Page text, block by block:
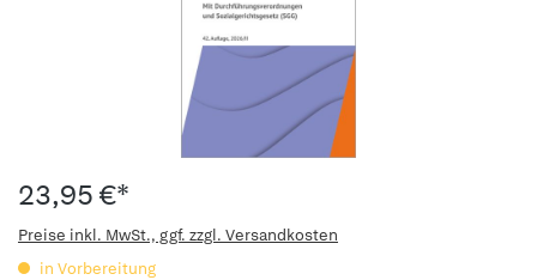
23,95 €*
Preise inkl. MwSt., ggf. zzgl. Versandkosten
in Vorbereitung